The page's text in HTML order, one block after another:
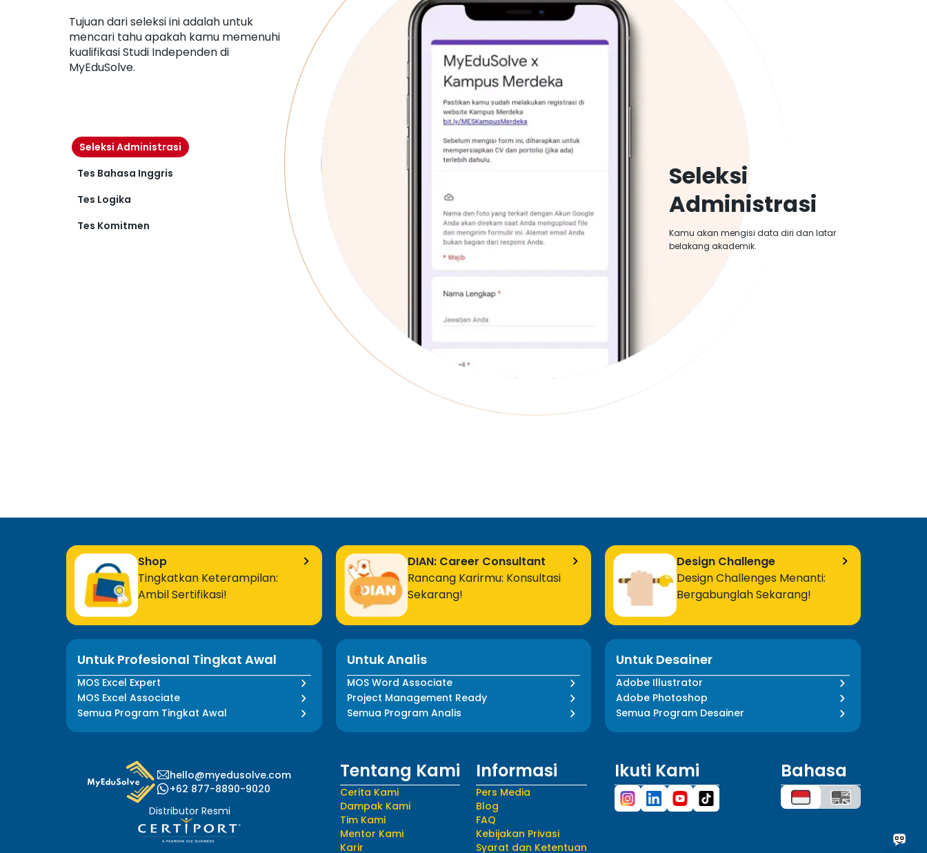
Tujuan dari seleksi ini adalah untuk
mencari tahu apakah kamu memenuhi
kualifikasi Studi Independen di
MyEduSolve.
Seleksi Administrasi
Tes Bahasa Inggris
Tes Logika
Tes Komitmen
Seleksi
Administrasi
Kamu akan mengisi data diri dan latar
belakang akademik.
Shop
Tingkatkan Keterampilan:
Ambil Sertifikasi!
DIAN: Career Consultant
Rancang Karirmu: Konsultasi
Sekarang!
Design Challenge
Design Challenges Menanti:
Bergabunglah Sekarang!
Untuk Profesional Tingkat Awal
MOS Excel Expert
MOS Excel Associate
Semua Program Tingkat Awal
Untuk Analis
MOS Word Associate
Project Management Ready
Semua Program Analis
Untuk Desainer
Adobe Illustrator
Adobe Photoshop
Semua Program Desainer
hello@myedusolve.com
+62 877-8890-9020
Distributor Resmi
Tentang Kami
Cerita Kami
Dampak Kami
Tim Kami
Mentor Kami
Karir
Informasi
Pers Media
Blog
FAQ
Kebijakan Privasi
Syarat dan Ketentuan
Ikuti Kami Bahasa